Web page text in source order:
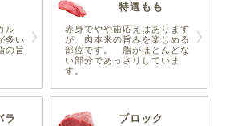
ル
多い
の旨
特選もも
赤身でやや歯応えはあります
が、肉本来の旨みを楽しめる
部位です。 脂がほとんどな
い部分であっさりしていま
す。
ラ ブロック